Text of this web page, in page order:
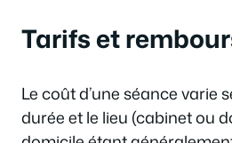
Tarifs et
Le coût d’une séance varie
durée et le lieu (cabinet ou